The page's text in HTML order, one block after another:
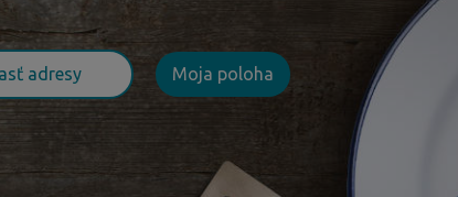
Moja poloha